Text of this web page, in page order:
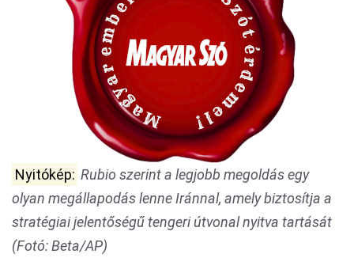
Nyitókép: Rubio szerint a legjobb megoldás egy
olyan megállapodás lenne Iránnal, amely biztosítja a
stratégiai jelentőségű tengeri útvonal nyitva tartását
(Fotó: Beta/AP)